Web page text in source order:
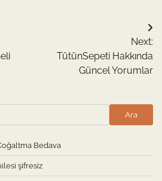
Next:
TütünSepeti Hakkında
Güncel Yorumlar
Ara
Bedava
şifresiz